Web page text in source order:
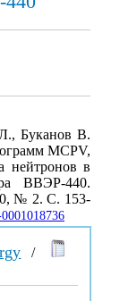
Буканов В.
MCPV,
нейтронов в
ВВЭР-440.
№ 2. С. 153-
/